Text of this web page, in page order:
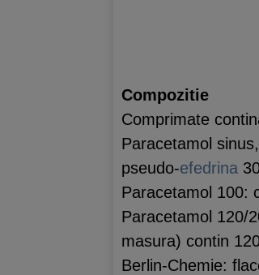
Compozitie
Comprimate
Paracetamol
pseudo-efedrina
Paracetamol 100:
Paracetamol 120/
masura) contin
Berlin-Chemie: